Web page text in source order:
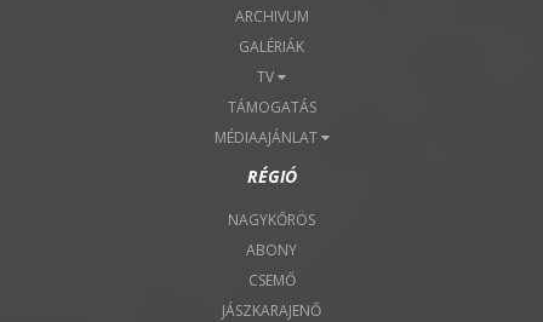
ARCHIVUM
GALÉRIÁK
TV
TÁMOGATÁS
MÉDIAAJÁNLAT
RÉGIÓ
NAGYKŐRÖS
ABONY
CSEMŐ
JÁSZKARAJENŐ